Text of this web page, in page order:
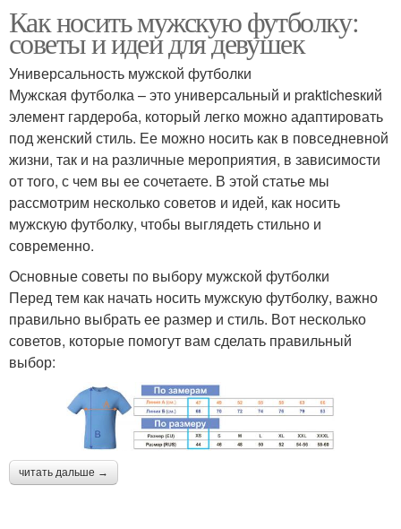
Как носить мужскую футболку:
советы и идеи для девушек
Универсальность мужской футболки
Мужская футболка – это универсальный и praktichesкий
элемент гардероба, который легко можно адаптировать
под женский стиль. Ее можно носить как в повседневной
жизни, так и на различные мероприятия, в зависимости
от того, с чем вы ее сочетаете. В этой статье мы
рассмотрим несколько советов и идей, как носить
мужскую футболку, чтобы выглядеть стильно и
современно.
Основные советы по выбору мужской футболки
Перед тем как начать носить мужскую футболку, важно
правильно выбрать ее размер и стиль. Вот несколько
советов, которые помогут вам сделать правильный
выбор:
читать дальше →